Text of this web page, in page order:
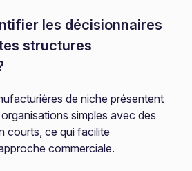
les décisionnaires
structures
de niche présentent
simples avec des
courts, ce qui facilite
commerciale.